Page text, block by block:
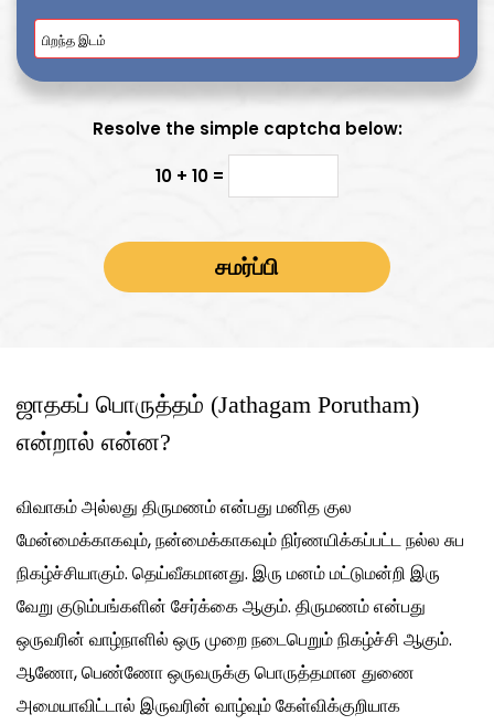
Resolve the simple captcha below:
10 + 10 =
ஜாதகப் பொருத்தம் (Jathagam Porutham)
என்றால் என்ன?
விவாகம் அல்லது திருமணம் என்பது மனித குல
மேன்மைக்காகவும், நன்மைக்காகவும் நிர்ணயிக்கப்பட்ட நல்ல சுப
நிகழ்ச்சியாகும். தெய்வீகமானது. இரு மனம் மட்டுமன்றி இரு
வேறு குடும்பங்களின் சேர்க்கை ஆகும். திருமணம் என்பது
ஒருவரின் வாழ்நாளில் ஒரு முறை நடைபெறும் நிகழ்ச்சி ஆகும்.
ஆணோ, பெண்ணோ ஒருவருக்கு பொருத்தமான துணை
அமையாவிட்டால் இருவரின் வாழ்வும் கேள்விக்குறியாக